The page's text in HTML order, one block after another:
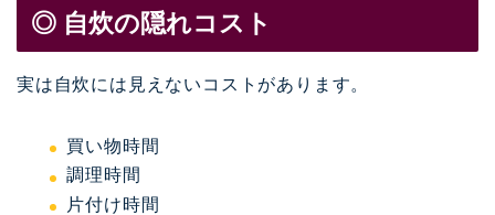
◎ 自炊の隠れコスト
実は自炊には見えないコストがあります。
買い物時間
調理時間
片付け時間